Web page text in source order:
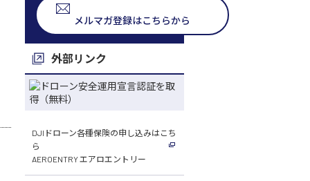
メルマガ登録はこちらから
外部リンク
DJIドローン各種保険の申し込みはこち
ら
AEROENTRY エアロエントリー